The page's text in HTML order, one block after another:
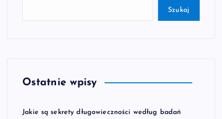
Szukaj
Ostatnie wpisy
Jakie są sekrety długowieczności według badań